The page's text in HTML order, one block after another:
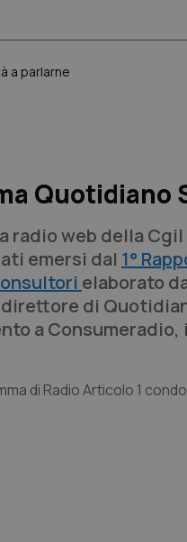
a parlarne
Quotidiano
radio web della
emersi dal 1°
elaborato
direttore di
a Consumeradio,
di Radio Articolo 1